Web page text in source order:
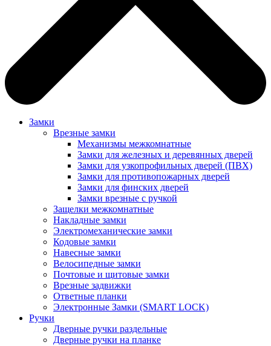
Замки
Врезные замки
Механизмы межкомнатные
Замки для железных и деревянных дверей
Замки для узкопрофильных дверей (ПВХ)
Замки для противопожарных дверей
Замки для финских дверей
Замки врезные с ручкой
Защелки межкомнатные
Накладные замки
Электромеханические замки
Кодовые замки
Навесные замки
Велосипедные замки
Почтовые и щитовые замки
Врезные задвижки
Ответные планки
Электронные Замки (SMART LOCK)
Ручки
Дверные ручки раздельные
Дверные ручки на планке